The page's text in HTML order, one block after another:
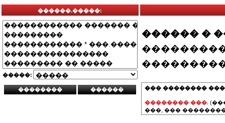
������.�����:
�����:
������ �
��� ��������
�������� ���.
���, ���